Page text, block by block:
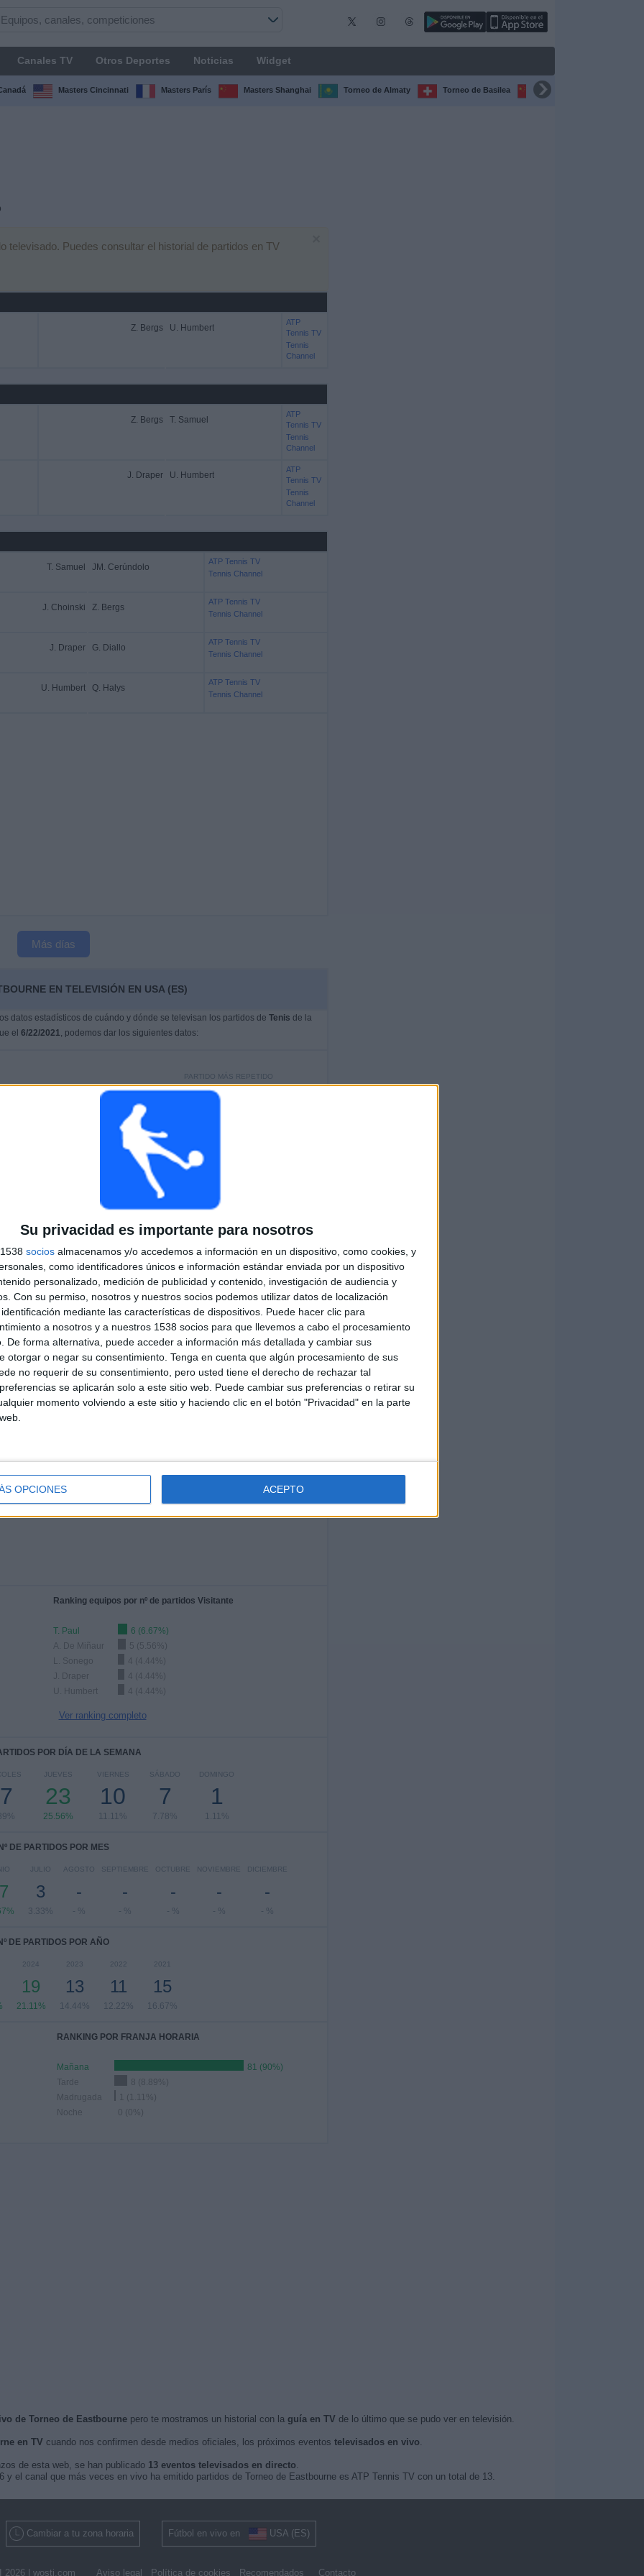
Su privacidad es importante para nosotros
socios almacenamos y/o accedemos a información en un dispositivo, como cookies, y
como identificadores únicos e información estándar enviada por un dispositivo
personalizado, medición de publicidad y contenido, investigación de audiencia y
Con su permiso, nosotros y nuestros socios podemos utilizar datos de localización
mediante las características de dispositivos. Puede hacer clic para
a nosotros y a nuestros 1538 socios para que llevemos a cabo el procesamiento
De forma alternativa, puede acceder a información más detallada y cambiar sus
otorgar o negar su consentimiento. Tenga en cuenta que algún procesamiento de sus
no requerir de su consentimiento, pero usted tiene el derecho de rechazar tal
se aplicarán solo a este sitio web. Puede cambiar sus preferencias o retirar su
momento volviendo a este sitio y haciendo clic en el botón "Privacidad" en la parte
OPCIONES ACEPTO
Canales TV Otros Deportes Noticias Widget
Masters Cincinnati Masters París Masters Shanghai Torneo de Almaty Torneo de Basilea Torneo de Chengdú
televisado. Puedes consultar el historial de partidos en TV
Z. Bergs U. Humbert
ATP
Tennis TV
Tennis
Channel
Z. Bergs T. Samuel
ATP
Tennis TV
Tennis
Channel
J. Draper U. Humbert
ATP
Tennis TV
Tennis
Channel
T. Samuel JM. Cerúndolo
ATP Tennis TV
Tennis Channel
J. Choinski Z. Bergs
ATP Tennis TV
Tennis Channel
J. Draper G. Diallo
ATP Tennis TV
Tennis Channel
U. Humbert Q. Halys
ATP Tennis TV
Tennis Channel
Más días
EN TELEVISIÓN EN USA (ES)
datos estadísticos de cuándo y dónde se televisan los partidos de Tenis de la
el 6/22/2021, podemos dar los siguientes datos:
PARTIDO MÁS REPETIDO
ÚLTIMO PARTIDO DE PAGO
Z. Bergs - U. Humbert
6/28/2026 Torneo de Eastbourne por ATP Tennis TV, Tennis Channel
TOTAL
2
CANALES TV
DÍAS
1872
SIN PARTIDO
GRATUÍTO
MEDIA
2
CANALES POR
PARTIDO
TOTAL
2
TOTAL
72
Ver ranking completo
Ranking equipos por nº de partidos Visitante
T. Paul
6 (6.67%)
A. De Miñaur
5 (5.56%)
L. Sonego
4 (4.44%)
J. Draper
4 (4.44%)
U. Humbert
4 (4.44%)
Ver ranking completo
POR DÍA DE LA SEMANA
JUEVES
23
25.56%
VIERNES
10
11.11%
SÁBADO
7
7.78%
DOMINGO
1
1.11%
Nº DE PARTIDOS POR MES
JULIO
3
3.33%
AGOSTO
-
- %
SEPTIEMBRE
-
- %
OCTUBRE
-
- %
NOVIEMBRE
-
- %
DICIEMBRE
-
- %
DE PARTIDOS POR AÑO
2024
19
21.11%
2023
13
14.44%
2022
11
12.22%
2021
15
16.67%
RANKING POR FRANJA HORARIA
Mañana
81 (90%)
Tarde
8 (8.89%)
Madrugada
1 (1.11%)
Noche
0 (0%)
de Torneo de Eastbournepero te mostramos un historial con la guía en TV de lo último que se pudo ver en televisión.
en TV cuando nos confirmen desde medios oficiales, los próximos eventos televisados en vivo.
de esta web, se han publicado 13 eventos televisados en directo.
y el canal que más veces en vivo ha emitido partidos de Torneo de Eastbourne es ATP Tennis TV con un total de 13.
Cambiar a tu zona horaria Fútbol en vivo en USA (ES)
| wosti.com Aviso legal Política de cookies Recomendados Contacto